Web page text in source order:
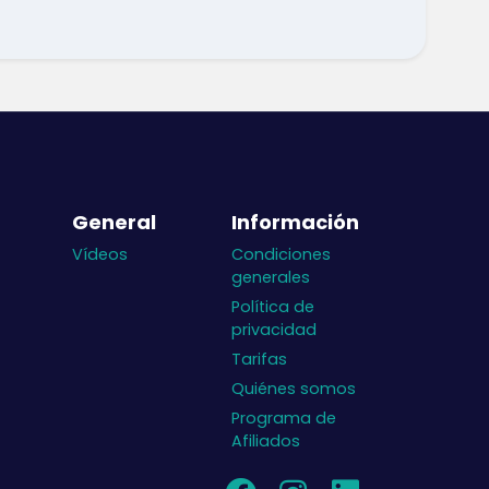
General
Vídeos
Información
Condiciones
generales
Política de
privacidad
Tarifas
Quiénes somos
Programa de
Afiliados